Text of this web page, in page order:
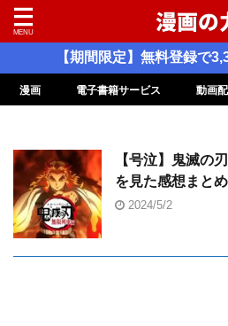
【期間限定】無料登録で
漫画 電子書籍サービス 動画
【号泣】鬼滅の
を見た感想まと
2024/5/2